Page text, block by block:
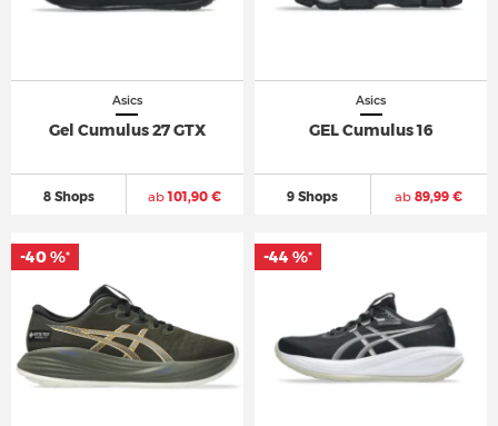
Asics
Gel Cumulus 27 GTX
8 Shops ab101,90 €
Asics
GEL Cumulus 16
9 Shops ab 89,99 €
-40 %*
-40 %* -44 %*
-44 %*